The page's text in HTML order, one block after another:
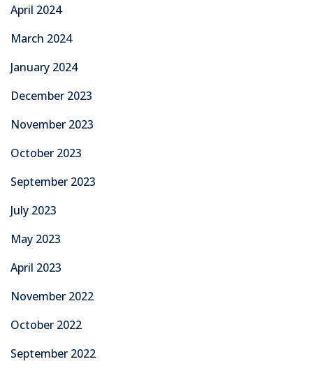
April 2024
March 2024
January 2024
December 2023
November 2023
October 2023
September 2023
July 2023
May 2023
April 2023
November 2022
October 2022
September 2022